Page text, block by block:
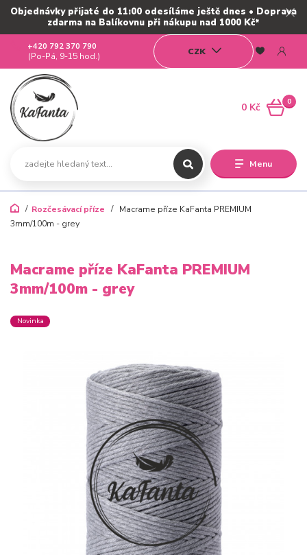
Objednávky přijaté do 11:00 odesíláme ještě dnes • Doprava
zdarma na Balíkovnu při nákupu nad 1000 Kč*
Menu
CZK
+420 792 370 790
(Po-Pá, 9-15 hod.)
0
0 Kč
Rozčesávací příze
Macrame příze KaFanta PREMIUM
3mm/100m - grey
Macrame příze KaFanta PREMIUM
3mm/100m - grey
Novinka